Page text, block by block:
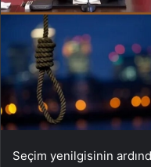
Seçim yenilgisinin